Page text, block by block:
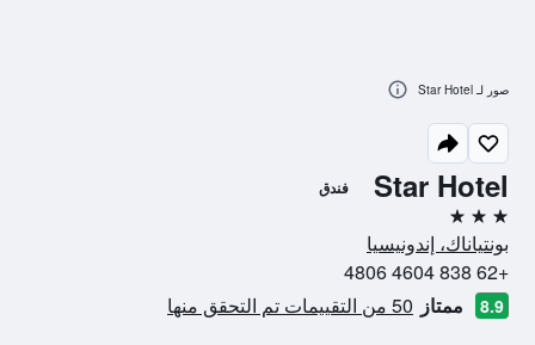
Star Hotel فندق
3 نجوم
بونتياناك، إندونيسيا
+62 838 4604 4806
8.9 ممتاز 50 من التقييمات تم التحقق منها
صور لـ Star Hotel